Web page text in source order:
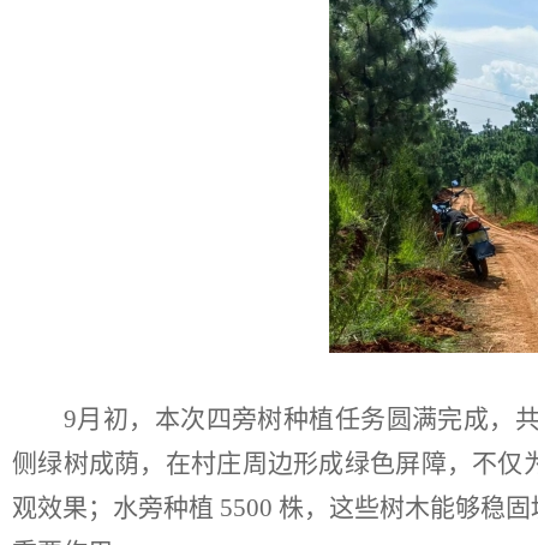
9月初，本次四旁树种植任务圆满完成，
侧绿树成荫，在村庄周边形成绿色屏障，不
观效果；水旁种植 5500 株，这些树木能够稳